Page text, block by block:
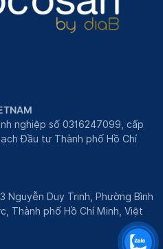
nghiệp số 0316247099, cấp
Đầu tư Thành phố Hồ Chí
Nguyễn Duy Trinh, Phường Bình
Thành phố Hồ Chí Minh, Việt